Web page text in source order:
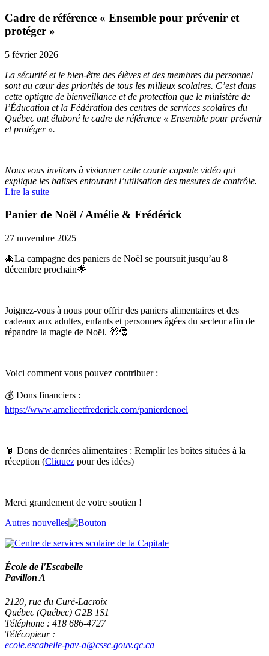
Cadre de référence « Ensemble pour prévenir et
protéger »
5 février 2026
La sécurité et le bien-être des élèves et des membres du personnel
sont au cœur des priorités de tous les milieux scolaires. C’est dans
cette optique de bienveillance et de protection que le ministère de
l’Éducation et la Fédération des centres de services scolaires du
Québec ont élaboré le cadre de référence « Ensemble pour prévenir
et protéger ».
Nous vous invitons à visionner cette courte capsule vidéo qui
explique les balises entourant l’utilisation des mesures de contrôle.
Lire la suite
Panier de Noël / Amélie & Frédérick
27 novembre 2025
🎄La campagne des paniers de Noël se poursuit jusqu’au 8
décembre prochain🌟
Joignez-vous à nous pour offrir des paniers alimentaires et des
cadeaux aux adultes, enfants et personnes âgées du secteur afin de
répandre la magie de Noël. 🎁🎅
Voici comment vous pouvez contribuer :
💰 Dons financiers :
https://www.amelieetfrederick.com/panierdenoel
🥫 Dons de denrées alimentaires : Remplir les boîtes situées à la
réception (Cliquez pour des idées)
Merci grandement de votre soutien !
Autres nouvelles
École de l'Escabelle
Pavillon A
2120, rue du Curé-Lacroix
Québec (Québec) G2B 1S1
Téléphone : 418 686-4727
Télécopieur :
ecole.escabelle-pav-a@cssc.gouv.qc.ca